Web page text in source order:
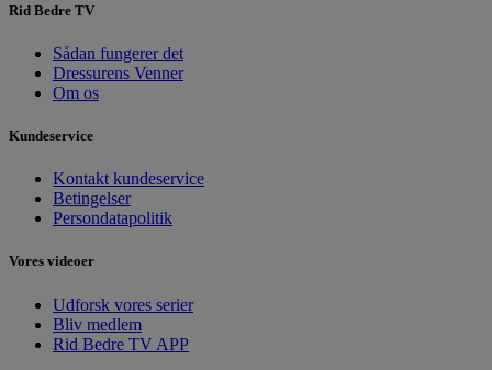
Rid Bedre TV
Sådan fungerer det
Dressurens Venner
Om os
Kundeservice
Kontakt kundeservice
Betingelser
Persondatapolitik
Vores videoer
Udforsk vores serier
Bliv medlem
Rid Bedre TV APP